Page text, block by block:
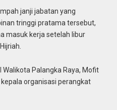
janji jabatan yang
tringgi pratama tersebut,
masuk kerja setelah libur
Palangka Raya, Mofit
organisasi perangkat